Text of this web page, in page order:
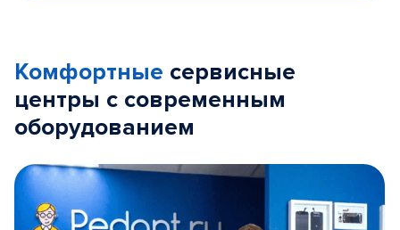
Комфортные сервисные
центры с современным
оборудованием